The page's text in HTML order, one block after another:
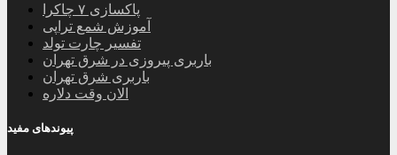
پاکسازی ۷ چاکرا
آموزش شمع تراپی
تفسیر چارت تولد
باربری پیروزی در شرق تهران
باربری شرق تهران
الان وقت دلاره
پیوندهای مفید